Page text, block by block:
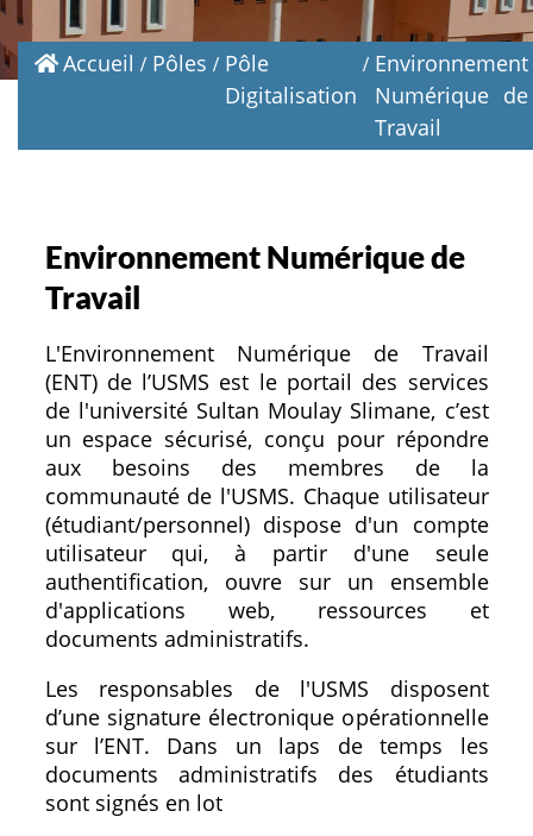
Accueil Pôles
Pôle
Digitalisation
Environnement
Numérique de
Travail
Environnement Numérique de
Travail
L'Environnement Numérique de Travail
(ENT) de l’USMS est le portail des services
de l'université Sultan Moulay Slimane, c’est
un espace sécurisé, conçu pour répondre
aux besoins des membres de la
communauté de l'USMS. Chaque utilisateur
(étudiant/personnel) dispose d'un compte
utilisateur qui, à partir d'une seule
authentification, ouvre sur un ensemble
d'applications web, ressources et
documents administratifs.
Les responsables de l'USMS disposent
d’une signature électronique opérationnelle
sur l’ENT. Dans un laps de temps les
documents administratifs des étudiants
sont signés en lot